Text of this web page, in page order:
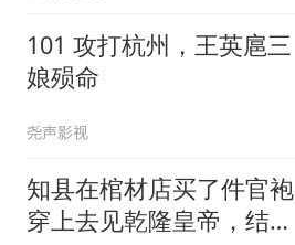
101 攻打杭州，王英扈三
娘殒命
尧声影视
知县在棺材店买了件官袍
穿上去见乾隆皇帝，结果